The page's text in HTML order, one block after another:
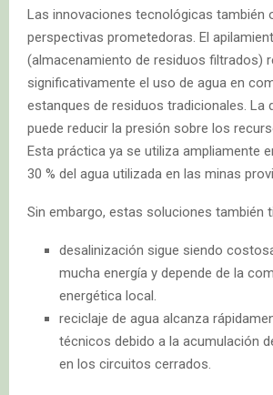
Las innovaciones tecnológicas también
perspectivas prometedoras. El
(almacenamiento de residuos filtrados)
significativamente el uso de agua en
estanques de residuos tradicionales. La
puede reducir la presión sobre los
Esta práctica ya se utiliza ampliamente
30 % del agua utilizada en las minas
Sin embargo, estas soluciones también
desalinización sigue siendo
mucha energía y depende de la
energética local.
reciclaje de agua alcanza
técnicos debido a la acumulación
en los circuitos cerrados.